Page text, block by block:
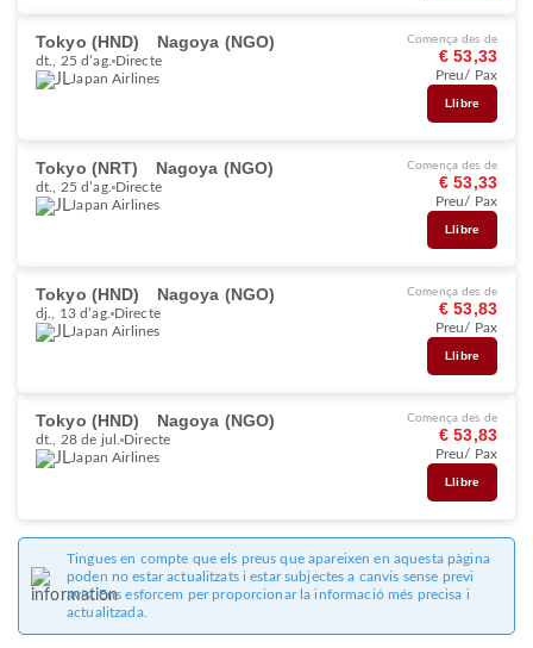
Tokyo (HND) Nagoya (NGO)
dt., 25 d’ag. Directe
Japan Airlines
Comença des de
€ 53,33
Preu/ Pax
Llibre
Tokyo (NRT) Nagoya (NGO)
dt., 25 d’ag. Directe
Japan Airlines
Comença des de
€ 53,33
Preu/ Pax
Llibre
Tokyo (HND) Nagoya (NGO)
dj., 13 d’ag. Directe
Japan Airlines
Comença des de
€ 53,83
Preu/ Pax
Llibre
Tokyo (HND) Nagoya (NGO)
dt., 28 de jul. Directe
Japan Airlines
Comença des de
€ 53,83
Preu/ Pax
Llibre
Tingues en compte que els preus que apareixen en aquesta pàgina
poden no estar actualitzats i estar subjectes a canvis sense previ
avís. Ens esforcem per proporcionar la informació més precisa i
actualitzada.